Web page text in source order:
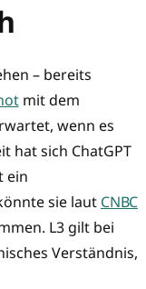
– bereits
mit dem
wenn es
hat sich ChatGPT
ein
sie laut CNBC
L3 gilt bei
Verständnis,